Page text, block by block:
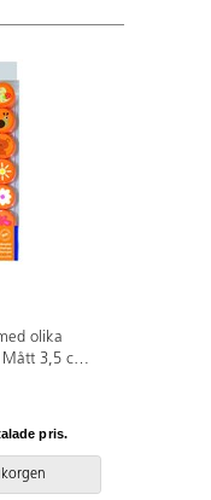
olika
Mått 3,5 cm
pris.